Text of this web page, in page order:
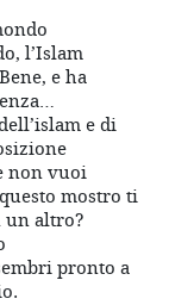
l’Islam
e ha
e di
non vuoi
mostro ti
un altro?
pronto a